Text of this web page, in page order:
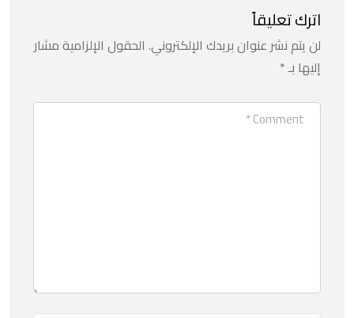
اترك تعليقاً
لن يتم نشر عنوان بريدك الإلكتروني. الحقول الإلزامية مشار
إليها بـ*